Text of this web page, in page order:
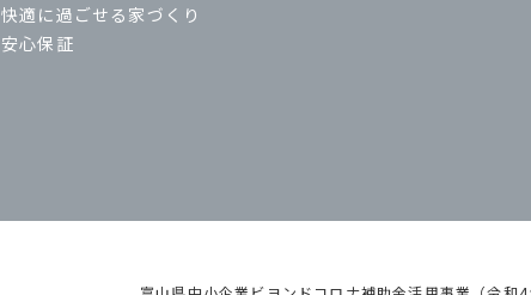
快適に過ごせる家づくり
安心保証